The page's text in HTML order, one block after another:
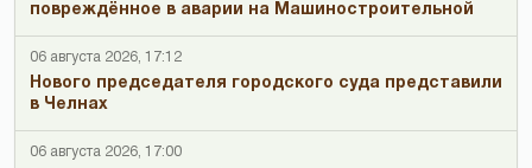
повреждённое в аварии на Машиностроительной
06 августа 2026, 17:12
Нового председателя городского суда представили
в Челнах
06 августа 2026, 17:00